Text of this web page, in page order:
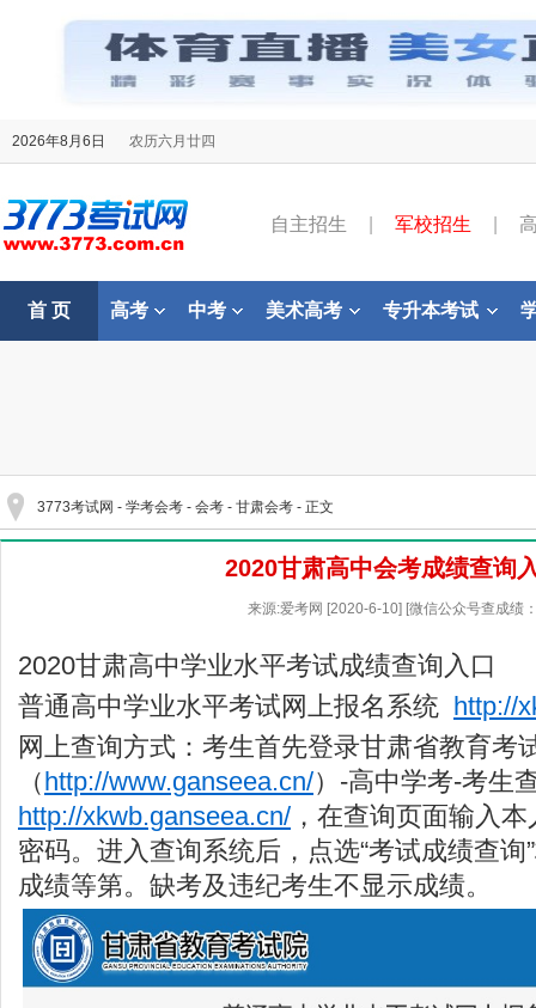
2026年8月6日 农历六月廿四
自主招生 军校招生
首 页 高考 中考 美术高考 专升本考试
3773考试网 - 学考会考 - 会考 - 甘肃会考 - 正文
2020甘肃高中会考成绩查询
来源:爱考网 [2020-6-10] [微信公众号查成绩
2020甘肃高中学业水平考试成绩查询入口
普通高中学业水平考试网上报名系统 http://
网上查询方式：考生首先登录甘肃省教育考
（http://www.ganseea.cn/）-高中学考-考生
http://xkwb.ganseea.cn/ ，在查询页面输入
密码。进入查询系统后，点选“考试成绩查询
成绩等第。缺考及违纪考生不显示成绩。